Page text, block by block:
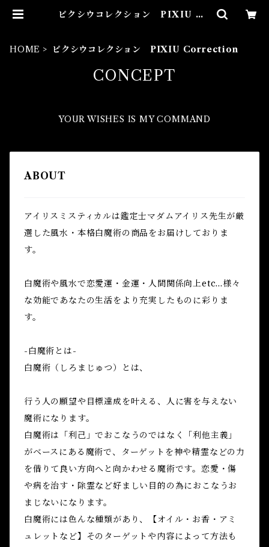
ピクシウコレクション PIXIU Co
スの風水・本格白魔術
HOME ピクシウコレクション PIXIU Correction
CONCEPT
YOUR WISHES IS MY COMMAND
ABOUT
アイリスミスティカルは鑑定士マダムアイリス先生が厳
選した風水・本格白魔術の商品をお届けしておりま
す。
白魔術や風水で恋愛運・金運・人間関係向上etc...様々
な効能であなたの生活をより充実したものに彩りま
す。
-白魔術とは-
白魔術（しろまじゅつ）とは、
行う人の願望や目標達成を叶える、人に害を与えない
魔術になります。
白魔術は「利己」でおこなうのではなく「利他主義」
がベースにある魔術で、ターゲットを神や精霊などの力
を借りて良い方向へと向かわせる魔術です。恋愛・傷
や病を治す・除霊など好ましい目的の為におこなうお
まじないになります。
白魔術には色んな種類があり、【オイル・お香・アミ
ュレットなど】そのターゲットや内容によって方法も